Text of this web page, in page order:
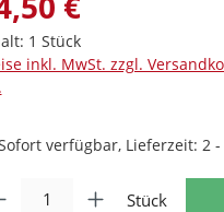
1 Stück
inkl. MwSt. zzgl.
verfügbar, Lieferzeit: 2 -
Anzahl: Gib den
Stück